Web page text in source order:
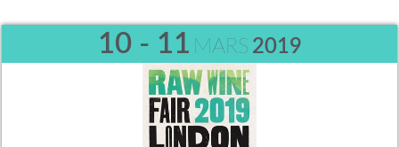
10 - 11 MARS 2019